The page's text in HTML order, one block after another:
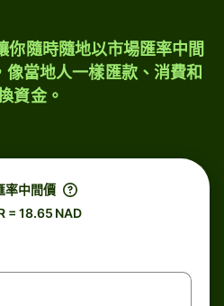
隨時隨地以市場匯率中間
當地人一樣匯款、消費和
資金。
率中間價
= 18.65 NAD